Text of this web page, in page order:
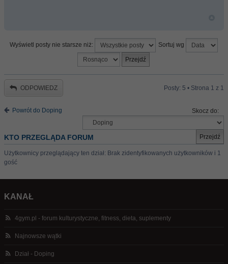
Wyświetl posty nie starsze niż: Sortuj wg
ODPOWIEDZ Posty: 5 • Strona 1 z 1
Powrót do Doping Skocz do:
KTO PRZEGLĄDA FORUM
Użytkownicy przeglądający ten dział: Brak zidentyfikowanych użytkowników i 1
gość
KANAŁ
4gym.pl - forum kulturystyczne, fitness, dieta, suplementy
Najnowsze wątki
Dział - Doping